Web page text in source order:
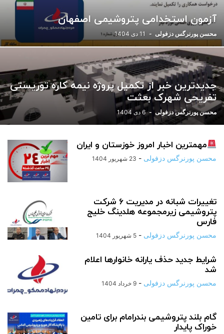
آزمون استخدامی پتروشیمی اصفهان
محسن پورنرگس دزفولی - 11 دی 1404
جدیدترین خبر از تکمیل پروژه نیمه کاره توریستی
تفریحی شهرک بعثت
محسن پورنرگس دزفولی - 6 دی 1404
مهمترین اخبار امروز خوزستان و ایران
محسن پورنرگس دزفولی - 23 شهریور 1404
تغییرات شبانه در مدیریت ۶ شرکت
پتروشیمی زیرمجموعه هلدینگ خلیج
فارس
محسن پورنرگس دزفولی - 5 شهریور 1404
شرایط جدید حذف یارانه خانوارها اعلام
شد
محسن پورنرگس دزفولی - 9 خرداد 1404
گام بلند پتروشیمی بندرامام برای تامین
خوراک پایدار